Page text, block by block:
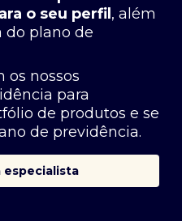
o seu perfil , além
do plano de
os nossos
para
de produtos e se
de previdência.
especialista